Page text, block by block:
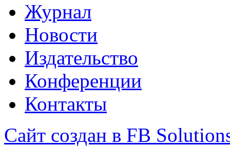
Журнал
Новости
Издательство
Конференции
Контакты
Сайт создан в FB